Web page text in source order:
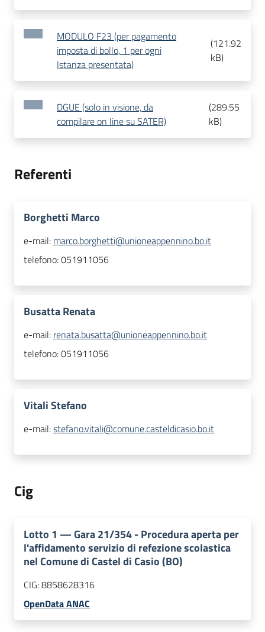
MODULO F23 (per pagamento
imposta di bollo, 1 per ogni
Istanza presentata)
(121.92
kB)
DGUE (solo in visione, da
compilare on line su SATER)
(289.55
kB)
Referenti
Borghetti Marco
e-mail: marco.borghetti@unioneappennino.bo.it
telefono:051911056
Busatta Renata
e-mail: renata.busatta@unioneappennino.bo.it
telefono:051911056
Vitali Stefano
e-mail:stefano.vitali@comune.casteldicasio.bo.it
Cig
Lotto 1 —Gara 21/354 - Procedura aperta per
l'affidamento servizio di refezione scolastica
nel Comune di Castel di Casio (BO)
CIG:8858628316
OpenData ANAC